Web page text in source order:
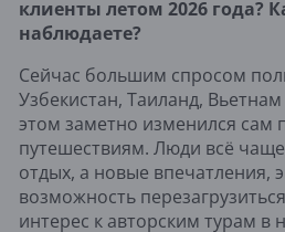
клиенты летом 2026 года?
наблюдаете?
Сейчас большим спросом
Узбекистан, Таиланд,
этом заметно изменился сам
путешествиям. Люди всё
отдых, а новые впечатления,
возможность
интерес к авторским турам в